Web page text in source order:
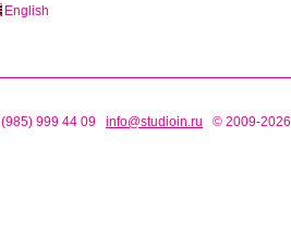
English
999 44 09 info@studioin.ru © 2009-2026